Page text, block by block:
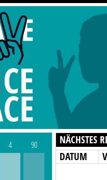
4 90
NÄCHSTES
DATUM